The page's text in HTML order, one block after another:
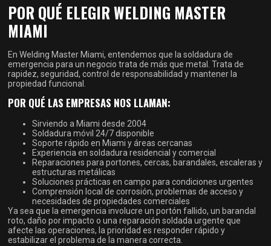
POR QUÉ ELEGIR WELDING MASTER
MIAMI
En Welding Master Miami, entendemos que la soldadura de
emergencia para un negocio trata de más que metal. Trata de
rapidez, seguridad, control de responsabilidad y mantener la
propiedad funcional.
POR QUÉ LAS EMPRESAS NOS LLAMAN:
Sirviendo a Miami desde 2004
Soldadura móvil 24/7 disponible
Soporte rápido en Miami y áreas cercanas
Experiencia en soldadura residencial y comercial
Reparaciones para portones, cercas, barandales, escaleras y
estructuras metálicas
Soluciones prácticas en campo para condiciones urgentes
Comprensión local de corrosión, problemas de acceso y
necesidades de propiedades comerciales
Ya sea que la emergencia involucre un portón fallido, un barandal
roto, daño por impacto o una reparación soldada urgente que
afecte las operaciones, la prioridad es responder rápido y
estabilizar el problema de la manera correcta.